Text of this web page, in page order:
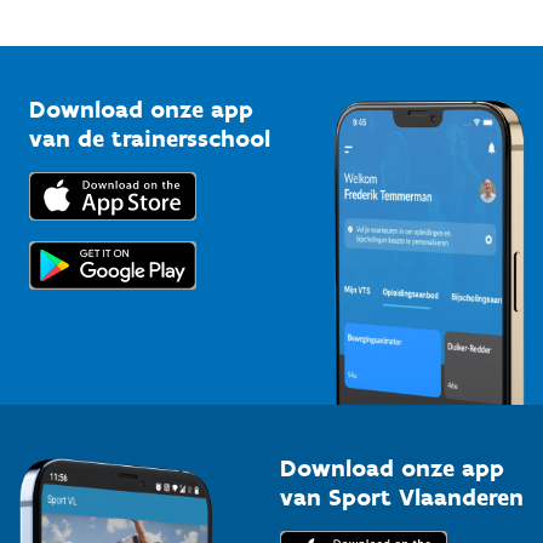
Bedrijven
Trainers en begeleiders
Topsporters
Vlaamse Trainersschool
Kennisplatform
Downloads
Voor de pers
Download onze app
van de trainersschool
Download onze app
van Sport Vlaanderen